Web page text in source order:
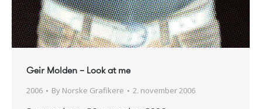
Geir Molden – Look at me
2006 By Norske Grafikere 2. november 2006